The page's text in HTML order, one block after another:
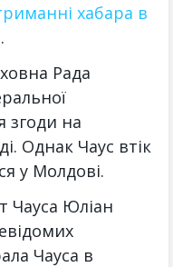
хабара в
.
Рада
згоди на
Однак Чаус втік
у Молдові.
Чауса Юліан
Чауса в